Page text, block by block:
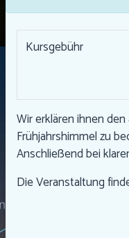
Kursgebühr
Wir erklären ihnen
Frühjahrshimmel zu
Anschließend bei
Die Veranstaltung